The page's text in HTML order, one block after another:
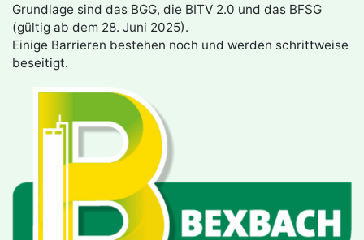
Grundlage sind das BGG, die BITV 2.0 und das BFSG
(gültig ab dem 28. Juni 2025).
Einige Barrieren bestehen noch und werden schrittweise
beseitigt.